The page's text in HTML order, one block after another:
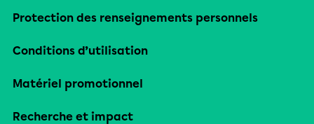
Protection des renseignements personnels
Conditions d’utilisation
Matériel promotionnel
Recherche et impact